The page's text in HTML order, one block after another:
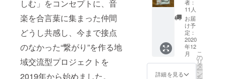
しむ」をコンセプトに、音
楽を合言葉に集まった仲間
どうし共感し、今まで接点
のなかった“繋がり”を作る地
域交流型プロジェクトを
2019年から始めました。
キー等
から、
ランダ
ムにお
送りま
す。 ・
お礼の
お手紙
と当日
た物品
を5個位
お送り
ます。
リター
ン例：
くるみ
ぼたん
のヘア
者：
11人
お届
け予
定：
2020
年12
月
詳細を見る
こ
の
リ
タ
ー
ン